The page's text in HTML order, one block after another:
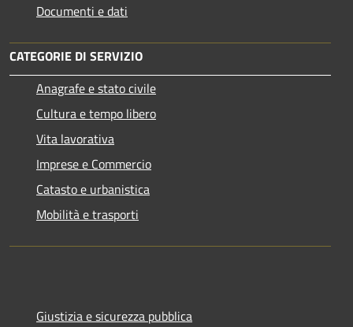
Documenti e dati
CATEGORIE DI SERVIZIO
Anagrafe e stato civile
Cultura e tempo libero
Vita lavorativa
Imprese e Commercio
Catasto e urbanistica
Mobilità e trasporti
Giustizia e sicurezza pubblica